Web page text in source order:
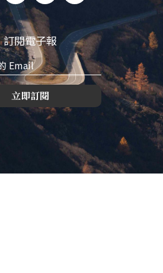
訂閱電子報
立即訂閱